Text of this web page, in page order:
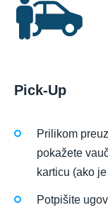
Pick-Up
Prilikom
pokažete
karticu (ako
Potpišite